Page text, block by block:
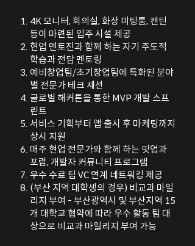
4K 모니터, 회의실, 화상 미팅룸, 캔틴
등이 마련된 입주 시설 제공
현업 멘토진과 함께 하는 자기 주도적
학습과 전담 멘토링
예비창업팀/초기창업팀에 특화된 분야
별 전문가 테크 세션
글로벌 해커톤을 통한 MVP 개발 스프
린트
서비스 기획부터 앱 출시 후 마케팅까지
상시 지원
매주 현업 전문가와 함께 하는 밋업과
포럼, 개발자 커뮤니티 프로그램
우수 수료 팀 VC 연계 네트워킹 제공
(부산 지역 대학생의 경우) 비교과 마일
리지 부여 - 부산광역시 및 부산지역 15
개 대학교 협약에 따라 우수 활동 팀 대
상으로 비교과 마일리지 부여 가능